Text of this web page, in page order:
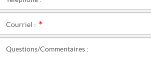
Courriel :
Questions/Commentaires :